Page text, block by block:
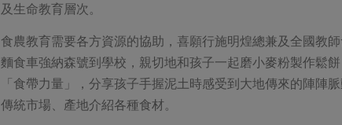
及生命教育層次。
食農教育需要各方資源的協助，喜願行施明煌總兼及全國教
麵食車強納森號到學校，親切地和孩子一起磨小麥粉製作鬆
「食帶力量」，分享孩子手握泥土時感受到大地傳來的陣陣
傳統市場、產地介紹各種食材。